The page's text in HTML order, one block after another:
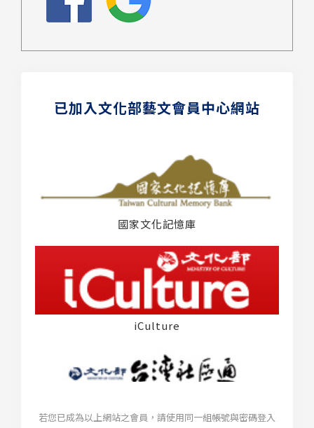
已加入文化部藝文會員中心網站
國家文化記憶庫
iCulture
若您已成為以上網站之會員，請使用同一組帳號與密碼登入